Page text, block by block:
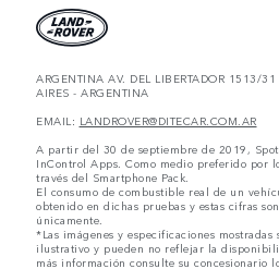
ARGENTINA AV. DEL LIBERTADOR 1513/
AIRES - ARGENTINA
EMAIL: LANDROVER@DITECAR.COM.AR
A partir del 30 de septiembre de 2019,
InControl Apps. Como medio preferido por
través del Smartphone Pack.
El consumo de combustible real de un
obtenido en dichas pruebas y estas cifras
únicamente.
*Las imágenes y especificaciones
ilustrativo y pueden no reflejar la
más información consulte su concesionario